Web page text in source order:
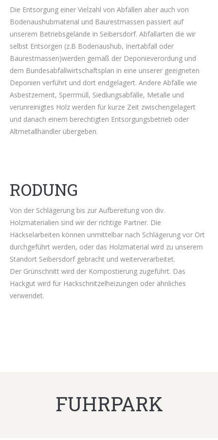
Die Entsorgung einer Vielzahl von Abfällen aber auch von
Bodenaushubmaterial und Baurestmassen passiert auf
unserem Betriebsgelände in Seibersdorf. Abfallarten die wir
selbst Entsorgen (z.B Bodenaushub, Inertabfall oder
Baurestmassen)werden gemäß der Deponieverordung und
dem Bundesabfallwirtschaftsplan in eine unserer geeigneten
Deponien verführt und dort endgelagert. Andere Abfälle wie
Asbestzement, Sperrmüll, Siedlungsabfälle, Metalle und
verunreinigtes Holz werden für kurze Zeit zwischengelagert
und danach einem berechtigten Entsorgungsbetrieb oder
Altmetallhändler übergeben.
RODUNG
Von der Schlägerung bis zur Aufbereitung von div.
Holzmaterialien sind wir der richtige Partner. Die
Häckselarbeiten können unmittelbar nach Schlägerung vor Ort
durchgeführt werden, oder das Holzmaterial wird zu unserem
Standort Seibersdorf gebracht und weiterverarbeitet.
Der Grünschnitt wird der Kompostierung zugeführt. Das
Hackgut wird für Hackschnitzelheizungen oder ähnliches
verwendet.
FUHRPARK